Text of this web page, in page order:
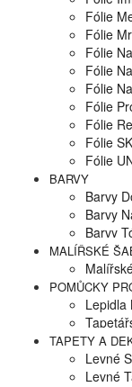
Fólie
Fólie
Fólie
Fólie
Fólie
Fólie
Fólie
Fólie
Fólie
BARVY
Barvy
Barvy
Barvy
MALÍŘSKÉ
POMŮCKY
Lepidla
TAPETY A
Levné
Levné